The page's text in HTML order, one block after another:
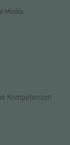
Media
Kompetenzen